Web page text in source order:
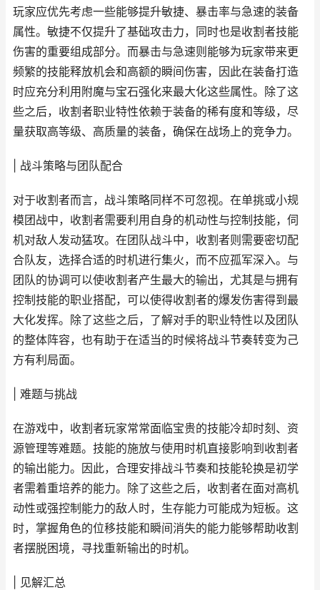
玩家应优先考虑一些能够提升敏捷、暴击率与急速的装备
属性。敏捷不仅提升了基础攻击力，同时也是收割者技能
伤害的重要组成部分。而暴击与急速则能够为玩家带来更
频繁的技能释放机会和高额的瞬间伤害，因此在装备打造
时应充分利用附魔与宝石强化来最大化这些属性。除了这
些之后，收割者职业特性依赖于装备的稀有度和等级，尽
量获取高等级、高质量的装备，确保在战场上的竞争力。
| 战斗策略与团队配合
对于收割者而言，战斗策略同样不可忽视。在单挑或小规
模团战中，收割者需要利用自身的机动性与控制技能，伺
机对敌人发动猛攻。在团队战斗中，收割者则需要密切配
合队友，选择合适的时机进行集火，而不应孤军深入。与
团队的协调可以使收割者产生最大的输出，尤其是与拥有
控制技能的职业搭配，可以使得收割者的爆发伤害得到最
大化发挥。除了这些之后，了解对手的职业特性以及团队
的整体阵容，也有助于在适当的时候将战斗节奏转变为己
方有利局面。
| 难题与挑战
在游戏中，收割者玩家常常面临宝贵的技能冷却时刻、资
源管理等难题。技能的施放与使用时机直接影响到收割者
的输出能力。因此，合理安排战斗节奏和技能轮换是初学
者需着重培养的能力。除了这些之后，收割者在面对高机
动性或强控制能力的敌人时，生存能力可能成为短板。这
时，掌握角色的位移技能和瞬间消失的能力能够帮助收割
者摆脱困境，寻找重新输出的时机。
| 见解汇总